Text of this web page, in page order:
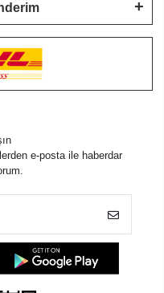
e-posta ile haberdar